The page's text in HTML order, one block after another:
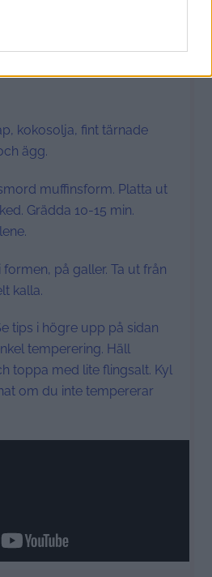
purposes in below Google
och havregryn i en
kokosolja, fint tärnade
ägg.
muffinsform. Platta ut
Grädda 10-15 min.
på galler. Ta ut från
kalla.
tips i högre upp på sidan
temperering. Häll
toppa med lite flingsalt. Kyl
om du inte tempererar